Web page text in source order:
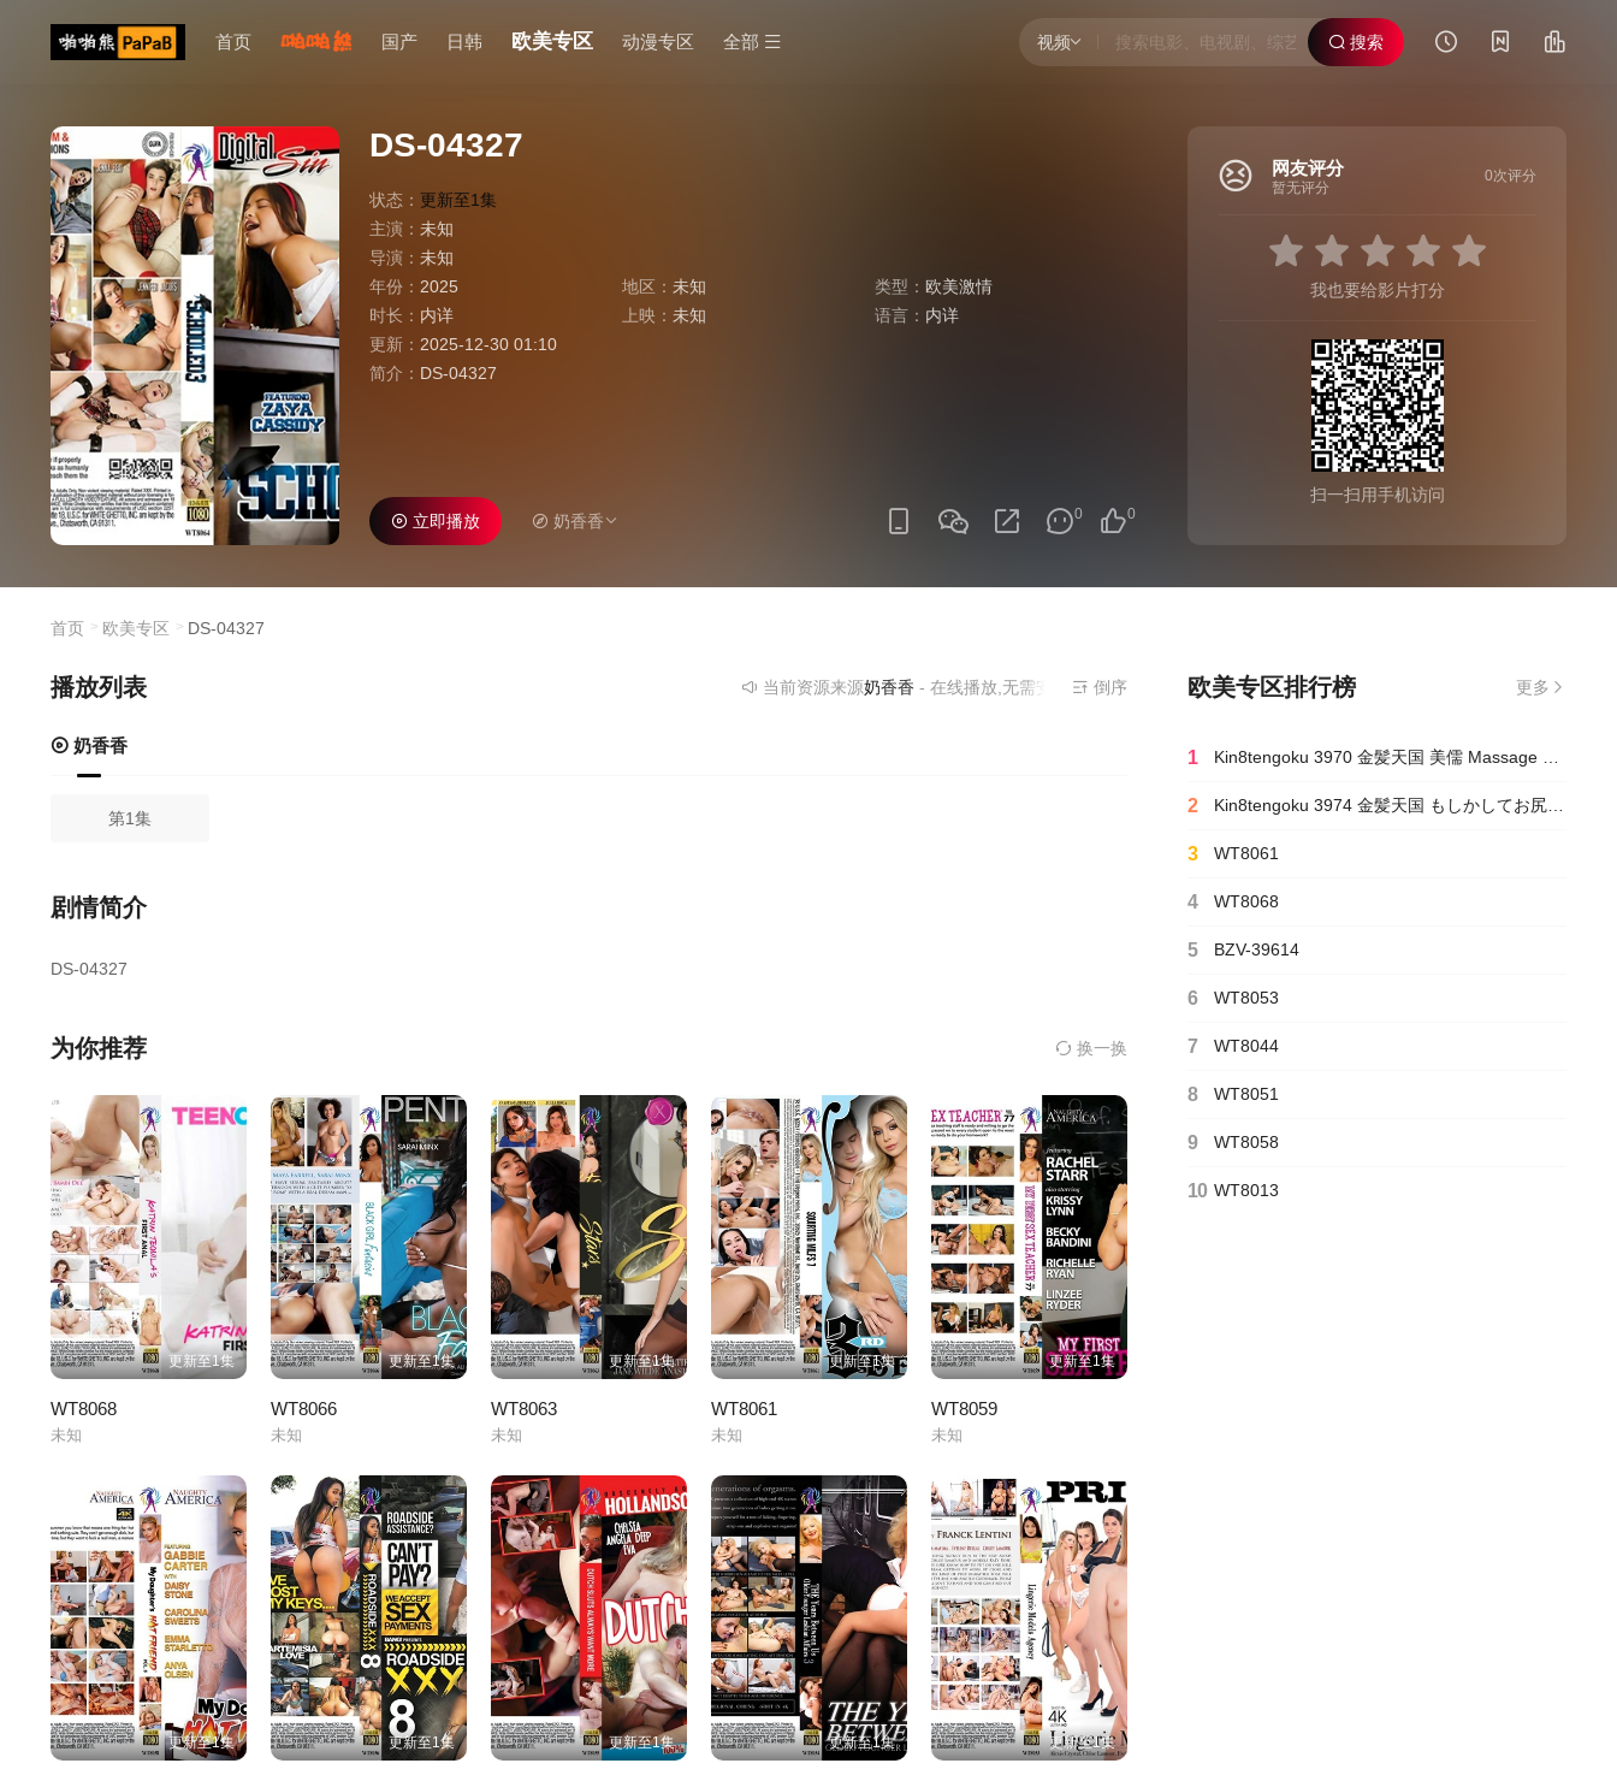
视频 搜索
首页 国产 日韩 欧美专区 动漫专区 全部
DS-04327
状态： 更新至1集
主演： 未知
导演： 未知
年份： 2025 地区： 未知 类型： 欧美激情
时长： 内详 上映： 未知 语言： 内详
更新： 2025-12-30 01:10
简介： DS-04327
0
0
立即播放 奶香香
网友评分
暂无评分
0次评分
我也要给影片打分
扫一扫用手机访问
首页 欧美专区 DS-04327
播放列表 当前资源来源奶香香- 在线播放,无需安装播放器 倒序
奶香香
第1集
剧情简介
DS-04327
为你推荐 换一换
更新至1集
WT8068
未知
更新至1集
WT8066
未知
更新至1集
WT8063
未知
更新至1集
WT8061
未知
更新至1集
WT8059
未知
更新至1集 更新至1集 更新至1集 更新至1集 更新至1集
欧美专区排行榜 更多
1 Kin8tengoku 3970 金髪天国 美儒 Massage salon 選び抜かれたオイルまみれの厳選美裸体特集
2 Kin8tengoku 3974 金髪天国 もしかしてお尻の穴が性感帯の私って変態ですか？ Pola
3 WT8061
4 WT8068
5 BZV-39614
6 WT8053
7 WT8044
8 WT8051
9 WT8058
10 WT8013